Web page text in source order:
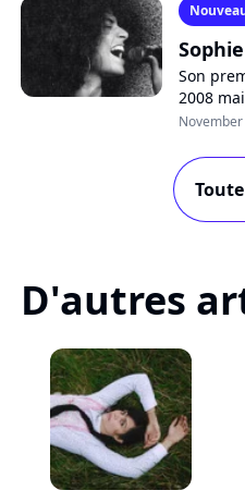
Son
2008
Mercury,
November
D'autres